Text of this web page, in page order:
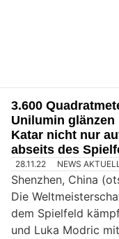
3.600
Unilumin
Katar nicht nur
abseits des
28.11.22 NEWS
Shenzhen, China
Die
dem Spielfeld
und Luka Modric